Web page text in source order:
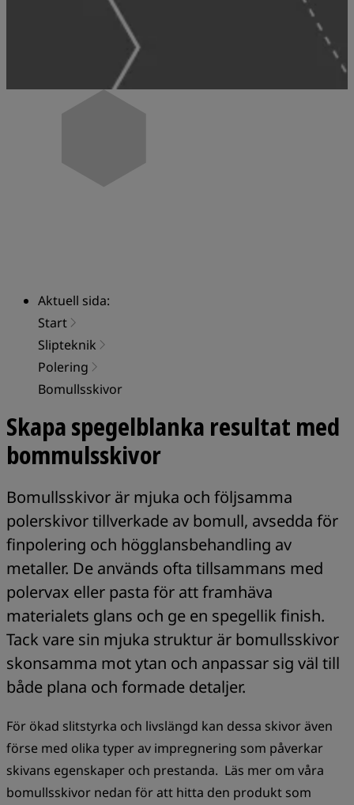
Aktuell sida:
Start
Slipteknik
Polering
Bomullsskivor
Skapa spegelblanka resultat med
bommulsskivor
Bomullsskivor är mjuka och följsamma
polerskivor tillverkade av bomull, avsedda för
finpolering och högglansbehandling av
metaller. De används ofta tillsammans med
polervax eller pasta för att framhäva
materialets glans och ge en spegellik finish.
Tack vare sin mjuka struktur är bomullsskivor
skonsamma mot ytan och anpassar sig väl till
både plana och formade detaljer.
För ökad slitstyrka och livslängd kan dessa skivor även
förse med olika typer av impregnering som påverkar
skivans egenskaper och prestanda. Läs mer om våra
bomullsskivor nedan för att hitta den produkt som